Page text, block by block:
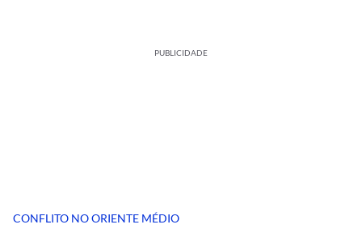
PUBLICIDADE
CONFLITO NO ORIENTE MÉDIO